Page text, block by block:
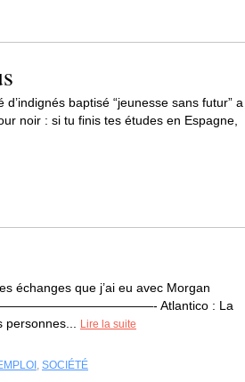
baptisé “jeunesse sans futur” a
noir : si tu finis tes études en Espagne,
échanges que j’ai eu avec Morgan
Atlantico : La
personnes...
Lire la suite
, SOCIÉTÉ